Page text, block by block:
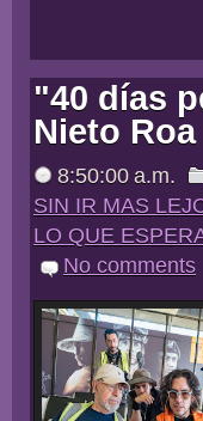
"40 días
Nieto Roa
8:50:00 a.m.
SIN IR MAS
LO QUE
No comments